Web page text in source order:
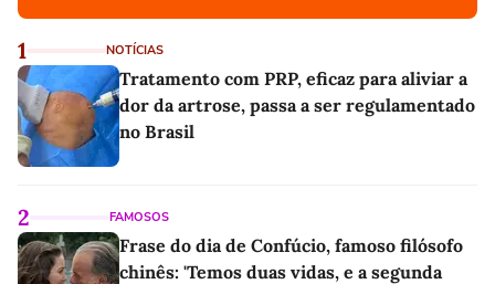
1 NOTÍCIAS
Tratamento com PRP, eficaz para aliviar a
dor da artrose, passa a ser regulamentado
no Brasil
2 FAMOSOS
Frase do dia de Confúcio, famoso filósofo
chinês: 'Temos duas vidas, e a segunda